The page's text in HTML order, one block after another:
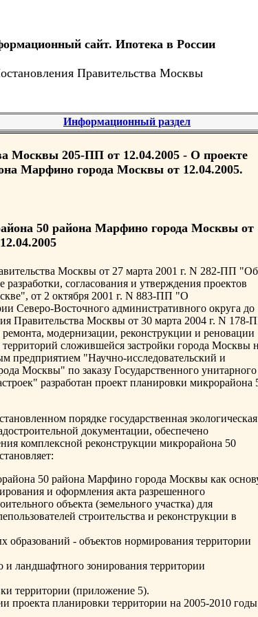
сайт. Ипотека в России
Правительства Москвы
Информационный раздел
Москвы 205-ПП от 12.04.2005 - О проекте
Марфино города Москвы от 12.04.2005.
50 района Марфино города Москвы от
12.04.2005
Москвы от 27 марта 2001 г. N 282-ПП "Об
согласования и утверждения проектов
от 2 октября 2001 г. N 883-ПП "О
Северо-Восточного административного округа до
Правительства Москвы от 30 марта 2004 г. N 178-
модернизации, реконструкции и реновации
сложившейся застройки города Москвы
предприятием "Научно-исследовательский и
Москвы" по заказу Государственного унитарного
разработан проект планировки микрорайона
порядке государственная экологическая
документации, обеспечено
комплексной реконструкции микрорайона 50
50 района Марфино города Москвы как
и оформления акта разрешенного
объекта (земельного участка) для
строительства и реконструкции в
- объектов нормирования территории
ландшафтного зонирования территории
территории (приложение 5).
проекта планировки территории на 2005-2010 годы